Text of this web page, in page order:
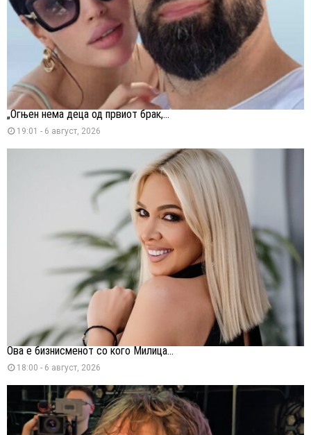
„Огњен нема деца од првиот брак,...
19:01 - 6 август, 2026
Ова е бизнисменот со кого Милица...
18:00 - 6 август, 2026